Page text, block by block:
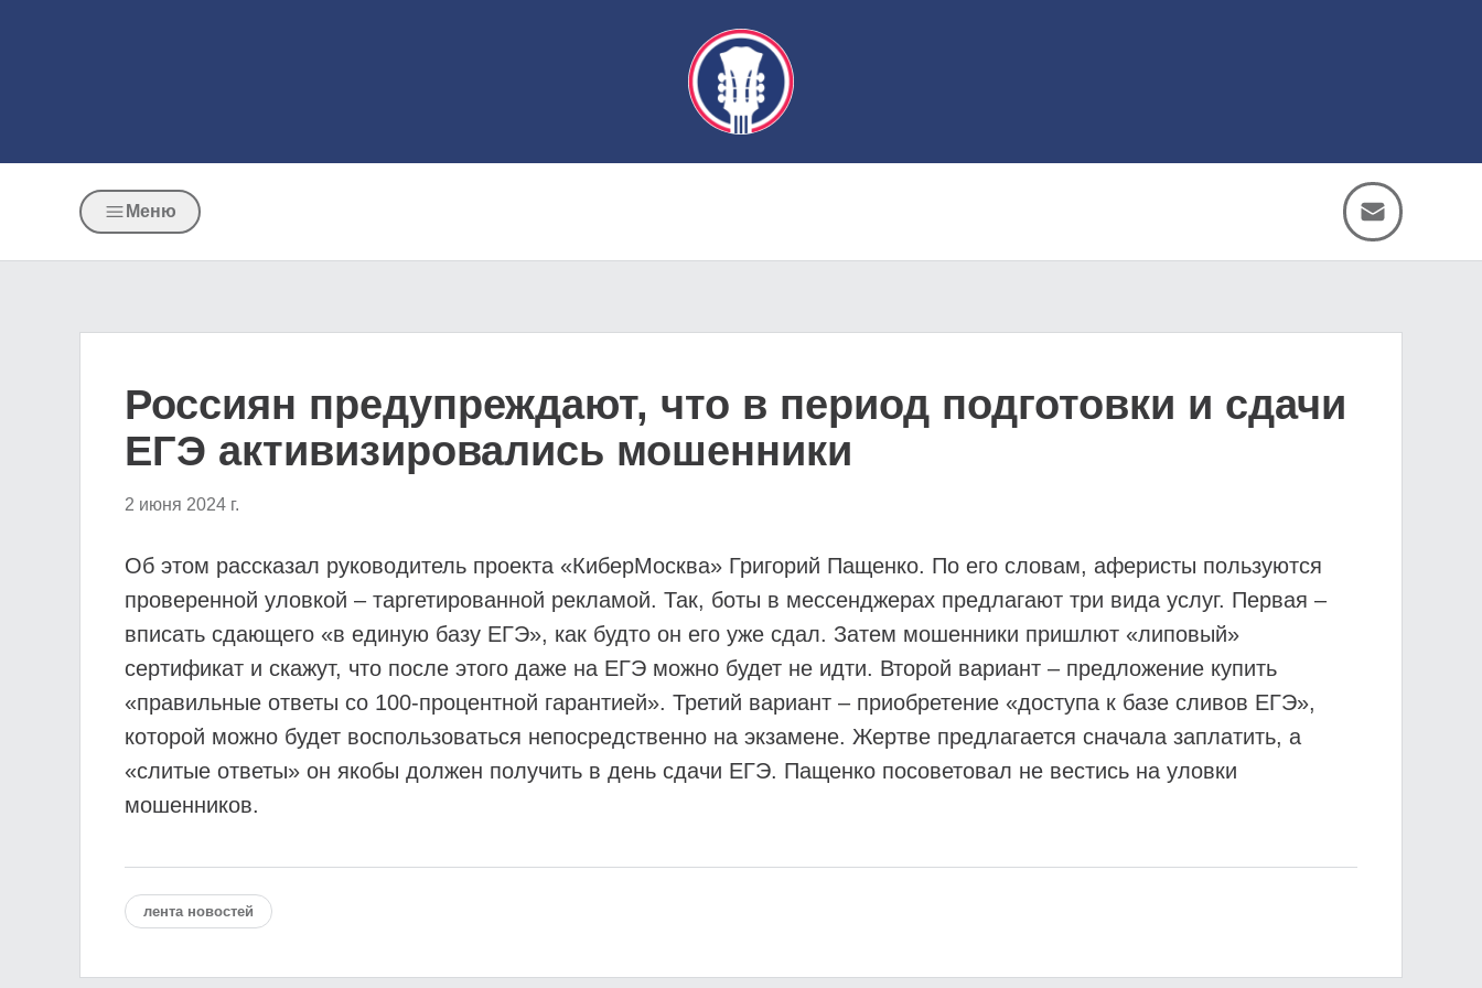
Меню
Россиян предупреждают, что в период подготовки и сдачи
ЕГЭ активизировались мошенники
2 июня 2024 г.
Об этом рассказал руководитель проекта «КиберМосква» Григорий Пащенко. По его словам, аферисты пользуются
проверенной уловкой – таргетированной рекламой. Так, боты в мессенджерах предлагают три вида услуг. Первая –
вписать сдающего «в единую базу ЕГЭ», как будто он его уже сдал. Затем мошенники пришлют «липовый»
сертификат и скажут, что после этого даже на ЕГЭ можно будет не идти. Второй вариант – предложение купить
«правильные ответы со 100-процентной гарантией». Третий вариант – приобретение «доступа к базе сливов ЕГЭ»,
которой можно будет воспользоваться непосредственно на экзамене. Жертве предлагается сначала заплатить, а
«слитые ответы» он якобы должен получить в день сдачи ЕГЭ. Пащенко посоветовал не вестись на уловки
мошенников.
лента новостей